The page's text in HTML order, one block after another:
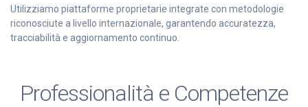
Utilizziamo piattaforme proprietarie integrate con metodologie
riconosciute a livello internazionale, garantendo accuratezza,
tracciabilità e aggiornamento continuo.
Professionalità e Competenze